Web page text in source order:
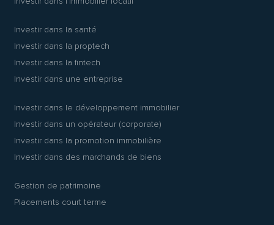
Investir dans la santé
Investir dans la proptech
Investir dans la fintech
Investir dans une entreprise
Investir dans le développement immobilier
Investir dans un opérateur (corporate)
Investir dans la promotion immobilière
Investir dans des marchands de biens
Gestion de patrimoine
Placements court terme